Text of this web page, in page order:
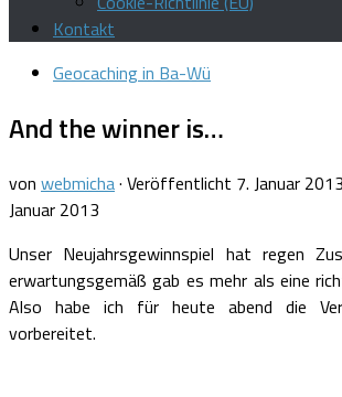
Kontakt
Geocaching in Ba-Wü
And the winner is…
von webmicha· Veröffentlicht 7. Januar 2013
Januar 2013
Unser Neujahrsgewinnspiel hat regen
erwartungsgemäß gab es mehr als eine
Also habe ich für heute abend die
vorbereitet.